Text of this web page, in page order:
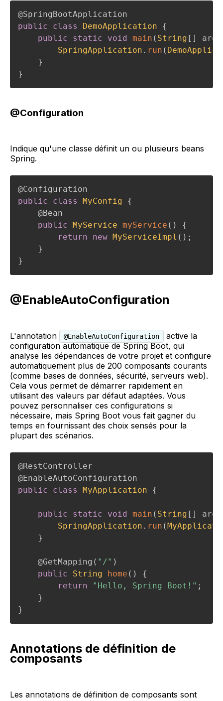
@SpringBootApplication
public
class DemoApplication
{
public
static void main ( String [ ] args
SpringApplication . run (
}
}
@Configuration
Indique qu'une classe définit un ou plusieurs beans
Spring.
@Configuration
public
class MyConfig
{
@Bean
public MyService myService ( )
{
return
new MyServiceImpl ( ) ;
}
}
@EnableAutoConfiguration
L'annotation @EnableAutoConfiguration
active la
configuration automatique de Spring Boot, qui
analyse les dépendances de votre projet et configure
automatiquement plus de 200 composants courants
(comme bases de données, sécurité, serveurs web).
Cela vous permet de démarrer rapidement en
utilisant des valeurs par défaut adaptées. Vous
pouvez personnaliser ces configurations si
nécessaire, mais Spring Boot vous fait gagner du
temps en fournissant des choix sensés pour la
plupart des scénarios.
@RestController
@EnableAutoConfiguration
public
class MyApplication {
public static void main ( String [ ] args
SpringApplication . run (
}
@GetMapping ( "/" )
public
String home ( )
{
return
"Hello, Spring Boot!" ;
}
}
Annotations de définition de
composants
Les annotations de définition de composants sont